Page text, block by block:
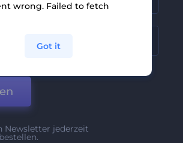
Newsletter jederzeit
wrong. Failed to fetch
Got it